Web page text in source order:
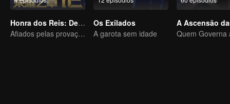
Honra dos Reis: Destino
Afiados pelas provações, prontos para enfrentar o destino
Os Exilados
A garota sem idade